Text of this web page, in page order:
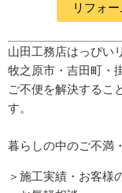
リフォ
山田工務店はっぴい
牧之原市・吉田町 ・
ご不便を解決するこ
す。
暮らしの中のご不満
＞施工実績・お客様